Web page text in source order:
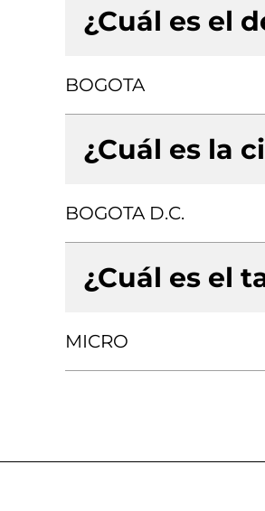
¿Cuál es el
BOGOTA
¿Cuál es la
BOGOTA D.C.
¿Cuál es el
MICRO